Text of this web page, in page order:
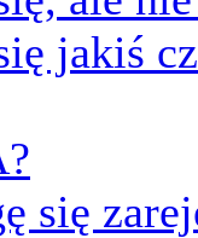
jakiś
się